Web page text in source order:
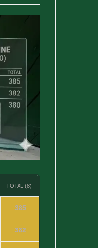
TOTAL (8)
385
382